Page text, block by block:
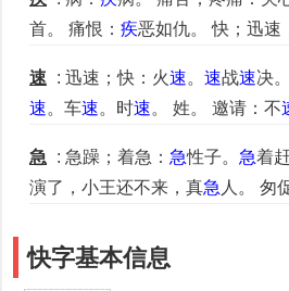
首。 痛恨： 疾恶如仇。 快；迅速
速 : 迅速；快：火速。 速战速决
速。车速。时速。 姓。 邀请：不
急 : 急躁；着急： 急性子。 急着
演了，小王还不来，真急 人。 匆
快字基本信息